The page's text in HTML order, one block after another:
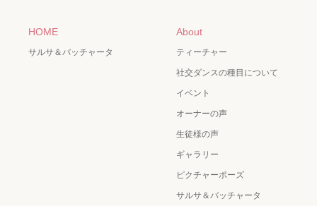
HOME
サルサ＆バッチャータ
About
ティーチャー
社交ダンスの種目について
イベント
オーナーの声
生徒様の声
ギャラリー
ピクチャーポーズ
サルサ＆バッチャータ